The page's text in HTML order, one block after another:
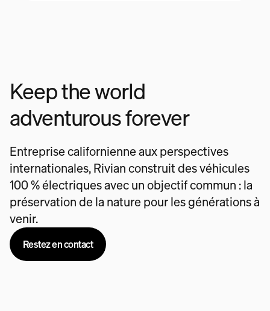
Keep the world
adventurous forever
Entreprise californienne aux perspectives
internationales, Rivian construit des véhicules
100 % électriques avec un objectif commun : la
préservation de la nature pour les générations à
venir.
Restez en contact